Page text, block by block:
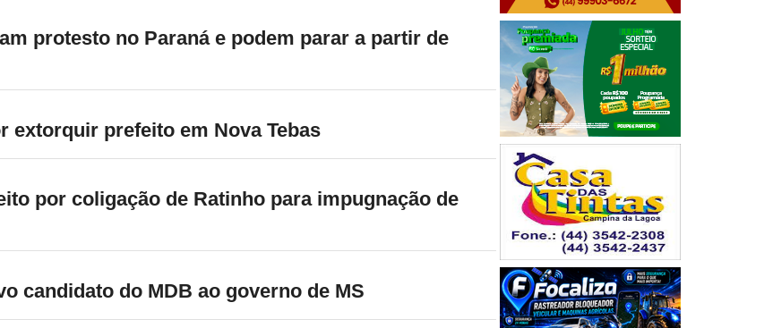
protesto no Paraná e podem parar a partir de
extorquir prefeito em Nova Tebas
por coligação de Ratinho para impugnação de
candidato do MDB ao governo de MS